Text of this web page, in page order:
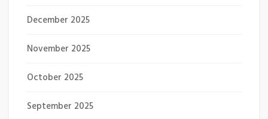
December 2025
November 2025
October 2025
September 2025